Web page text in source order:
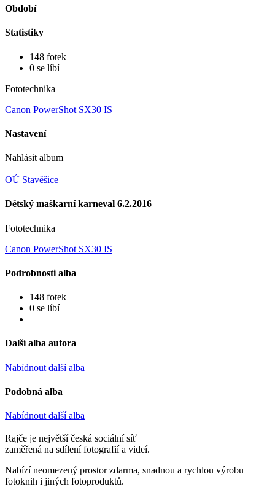
Období
Statistiky
148 fotek
0 se líbí
Fototechnika
Canon PowerShot SX30 IS
Nastavení
Nahlásit album
OÚ Stavěšice
Dětský maškarní karneval 6.2.2016
Fototechnika
Canon PowerShot SX30 IS
Podrobnosti alba
148 fotek
0 se líbí
Další alba autora
Nabídnout další alba
Podobná alba
Nabídnout další alba
Rajče je největší česká sociální síť
zaměřená na sdílení fotografií a videí.
Nabízí neomezený prostor zdarma, snadnou a rychlou výrobu
fotoknih i jiných fotoproduktů.